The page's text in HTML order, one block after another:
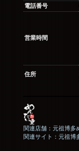
電話番号
営業時間
住所
関連店舗：元祖博多
関連サイト：元祖博